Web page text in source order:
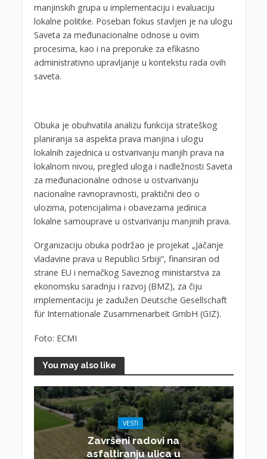
manjinskih grupa u implementaciju i evaluaciju
lokalne politike. Poseban fokus stavljen je na ulogu
Saveta za međunacionalne odnose u ovim
procesima, kao i na preporuke za efikasno
administrativno upravljanje u kontekstu rada ovih
saveta.
Obuka je obuhvatila analizu funkcija strateškog
planiranja sa aspekta prava manjina i ulogu
lokalnih zajednica u ostvarivanju manjih prava na
lokalnom nivou, pregled uloga i nadležnosti Saveta
za međunacionalne odnose u ostvarivanju
nacionalne ravnopravnosti, praktični deo o
ulozima, potencijalima i obavezama jedinica
lokalne samouprave u ostvarivanju manjinih prava.
Organizaciju obuka podržao je projekat „Jačanje
vladavine prava u Republici Srbiji“, finansiran od
strane EU i nemačkog Saveznog ministarstva za
ekonomsku saradnju i razvoj (BMZ), za čiju
implementaciju je zadužen Deutsche Gesellschaft
für Internationale Zusammenarbeit GmbH (GIZ).
Foto: ECMI
You may also like
VESTI
Završeni radovi na
asfaltiranju ulica u